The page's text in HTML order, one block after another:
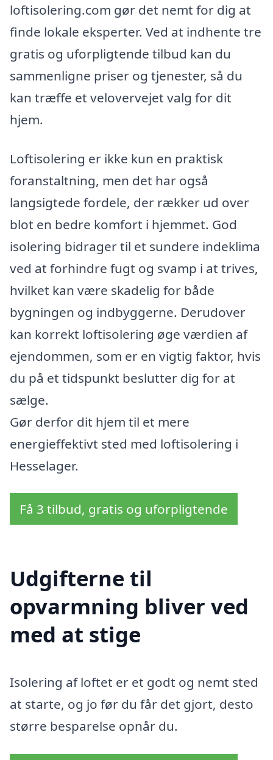
loftisolering.com gør det nemt for dig at
finde lokale eksperter. Ved at indhente tre
gratis og uforpligtende tilbud kan du
sammenligne priser og tjenester, så du
kan træffe et velovervejet valg for dit
hjem.
Loftisolering er ikke kun en praktisk
foranstaltning, men det har også
langsigtede fordele, der rækker ud over
blot en bedre komfort i hjemmet. God
isolering bidrager til et sundere indeklima
ved at forhindre fugt og svamp i at trives,
hvilket kan være skadelig for både
bygningen og indbyggerne. Derudover
kan korrekt loftisolering øge værdien af
ejendommen, som er en vigtig faktor, hvis
du på et tidspunkt beslutter dig for at
sælge.
Gør derfor dit hjem til et mere
energieffektivt sted med loftisolering i
Hesselager.
Få 3 tilbud, gratis og uforpligtende
Udgifterne til
opvarmning bliver ved
med at stige
Isolering af loftet er et godt og nemt sted
at starte, og jo før du får det gjort, desto
større besparelse opnår du.